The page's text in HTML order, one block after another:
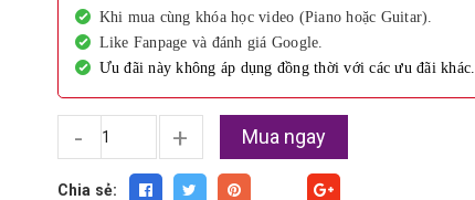
Khi mua cùng khóa học video (Piano hoặc Guitar).
Like Fanpage và đánh giá Google.
Ưu đãi này không áp dụng đồng thời với các ưu đãi khác.
- + Mua ngay
Chia sẻ: